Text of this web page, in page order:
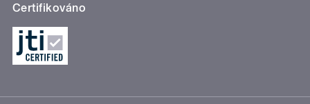
Certifikováno